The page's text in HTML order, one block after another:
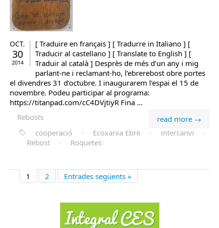
OCT.
30
2014
[ Traduire en français ] [ Tradurre in Italiano ] [
Traducir al castellano ] [ Translate to English ] [
Traduir al català ] Desprès de més d’un any i mig
parlant-ne i reclamant-ho, l’ebrerebost obre portes
el divendres 31 d’octubre. I inaugurarem l’espai el 15 de
novembre. Podeu participar al programa:
https://titanpad.com/cC4DVjtiyR Fina ...
read more →
Rebosts
cooperació
· Ecoxarxa Ebre · intercanvi
·
Rebost
· Roquetes
1 2 Entrades següents »